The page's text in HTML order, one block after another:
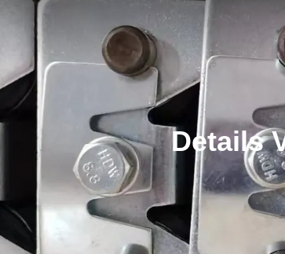
Details